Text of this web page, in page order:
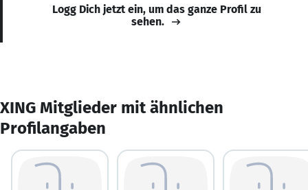
Logg Dich jetzt ein, um das ganze Profil zu
sehen.
XING Mitglieder mit ähnlichen
Profilangaben